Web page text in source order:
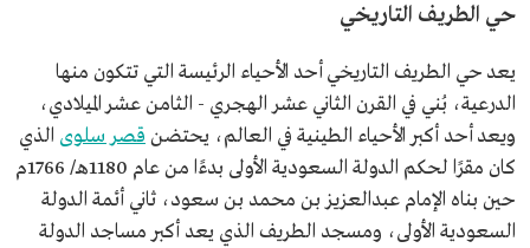
حي الطريف التاريخي
يعد حي الطريف التاريخي أحد الأحياء الرئيسة التي تتكون منها
الدرعية، بُني في القرن الثاني عشر الهجري - الثامن عشر الميلادي،
ويعد أحد أكبر الأحياء الطينية في العالم، يحتضن قصر سلوى الذي
كان مقرًا لحكم الدولة السعودية الأولى بدءًا من عام 1180هـ/ 1766م
حين بناه الإمام عبدالعزيز بن محمد بن سعود، ثاني أئمة الدولة
السعودية الأولى، ومسجد الطريف الذي يعد أكبر مساجد الدولة